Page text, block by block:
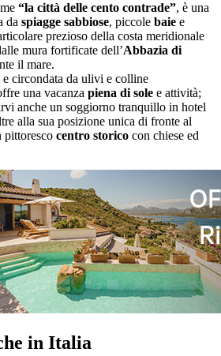
“la città delle cento contrade”, è una
da spiagge sabbiose, piccole baie e
prezioso della costa meridionale
mura fortificate dell’Abbazia di
il mare.
circondata da ulivi e colline
una vacanza piena di sole e attività;
anche un soggiorno tranquillo in hotel
alla sua posizione unica di fronte al
pittoresco centro storico con chiese ed
in Italia